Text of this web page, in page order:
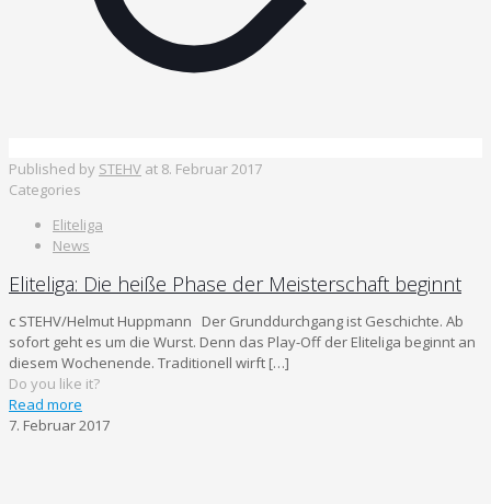
Published by STEHV at 8. Februar 2017
Categories
Eliteliga
News
Eliteliga: Die heiße Phase der Meisterschaft beginnt
c STEHV/Helmut Huppmann Der Grunddurchgang ist Geschichte. Ab
sofort geht es um die Wurst. Denn das Play-Off der Eliteliga beginnt an
diesem Wochenende. Traditionell wirft […]
Do you like it?
Read more
7. Februar 2017